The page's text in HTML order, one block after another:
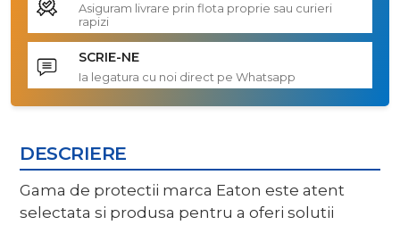
Asiguram livrare prin flota proprie sau curieri
rapizi
SCRIE-NE
Ia legatura cu noi direct pe Whatsapp
DESCRIERE
Gama de protectii marca Eaton este atent
selectata si produsa pentru a oferi solutii